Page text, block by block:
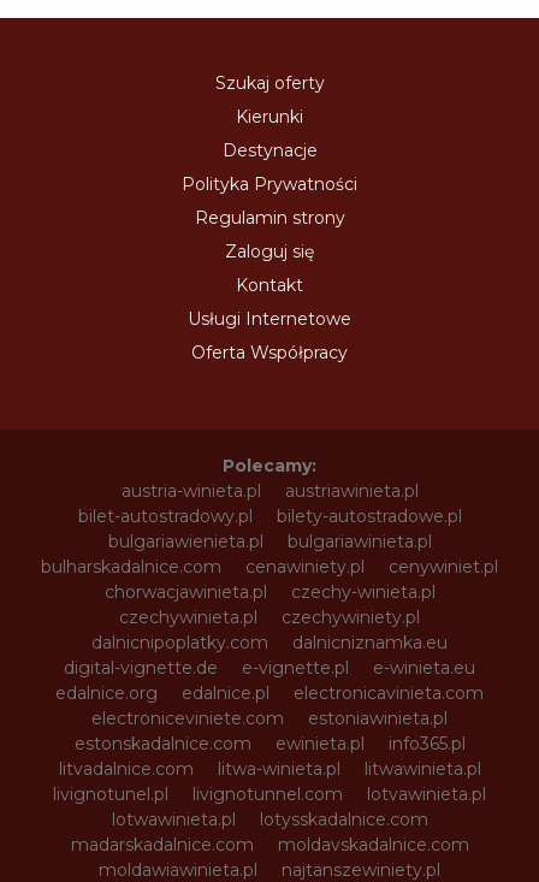
Szukaj oferty
Kierunki
Destynacje
Polityka Prywatności
Regulamin strony
Zaloguj się
Kontakt
Usługi Internetowe
Oferta Współpracy
Polecamy:
austria-winieta.pl
austriawinieta.pl
bilet-autostradowy.pl
bilety-autostradowe.pl
bulgariawienieta.pl
bulgariawinieta.pl
bulharskadalnice.com
cenawiniety.pl
cenywiniet.pl
chorwacjawinieta.pl
czechy-winieta.pl
czechywinieta.pl
czechywiniety.pl
dalnicnipoplatky.com
dalnicniznamka.eu
digital-vignette.de
e-vignette.pl
e-winieta.eu
edalnice.org
edalnice.pl
electronicavinieta.com
electroniceviniete.com
estoniawinieta.pl
estonskadalnice.com
ewinieta.pl
info365.pl
litvadalnice.com
litwa-winieta.pl
litwawinieta.pl
livignotunel.pl
livignotunnel.com
lotvawinieta.pl
lotwawinieta.pl
lotysskadalnice.com
madarskadalnice.com
moldavskadalnice.com
moldawiawinieta.pl
najtanszewiniety.pl